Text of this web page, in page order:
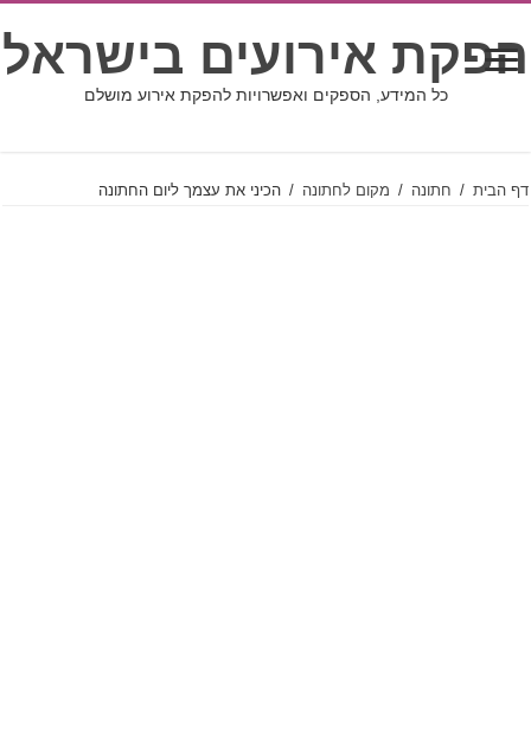
הפקת אירועים בישראל
כל המידע, הספקים ואפשרויות להפקת אירוע מושלם
דף הבית / חתונה / מקום לחתונה / הכיני את עצמך ליום החתונה